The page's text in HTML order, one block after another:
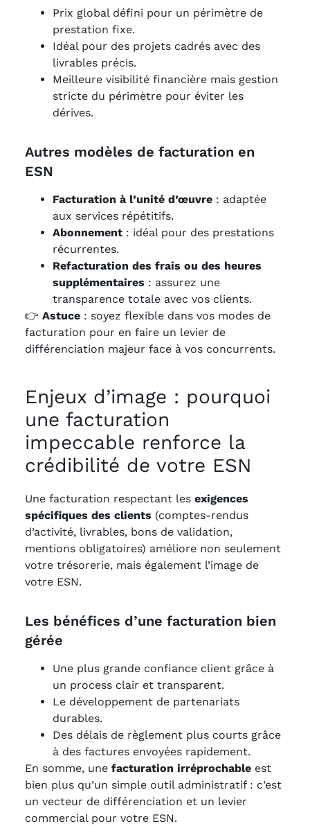
Prix global défini pour un périmètre de
prestation fixe.
Idéal pour des projets cadrés avec des
livrables précis.
Meilleure visibilité financière mais gestion
stricte du périmètre pour éviter les
dérives.
Autres modèles de facturation en
ESN
Facturation à l’unité d’œuvre : adaptée
aux services répétitifs.
Abonnement : idéal pour des prestations
récurrentes.
Refacturation des frais ou des heures
supplémentaires : assurez une
transparence totale avec vos clients.
👉 Astuce : soyez flexible dans vos modes de
facturation pour en faire un levier de
différenciation majeur face à vos concurrents.
Enjeux d’image : pourquoi
une facturation
impeccable renforce la
crédibilité de votre ESN
Une facturation respectant les exigences
spécifiques des clients (comptes-rendus
d’activité, livrables, bons de validation,
mentions obligatoires) améliore non seulement
votre trésorerie, mais également l’image de
votre ESN.
Les bénéfices d’une facturation bien
gérée
Une plus grande confiance client grâce à
un process clair et transparent.
Le développement de partenariats
durables.
Des délais de règlement plus courts grâce
à des factures envoyées rapidement.
En somme, une facturation irréprochable est
bien plus qu’un simple outil administratif : c’est
un vecteur de différenciation et un levier
commercial pour votre ESN.